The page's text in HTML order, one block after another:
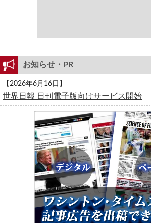
お知らせ・PR
【2026年6月16日】
世界日報 日刊電子版向けサービス開始